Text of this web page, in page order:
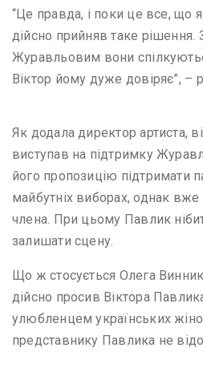
“Це правда, і поки це все, що
дійсно прийняв таке
Журавльовим вони
Віктор йому дуже довіряє”, –
Як додала директор артиста,
виступав на підтримку
його пропозицію підтримати
майбутніх виборах, однак вже
члена. При цьому Павлик
залишати сцену.
Що ж стосується Олега
дійсно просив Віктора
улюбленцем українських
представнику Павлика не